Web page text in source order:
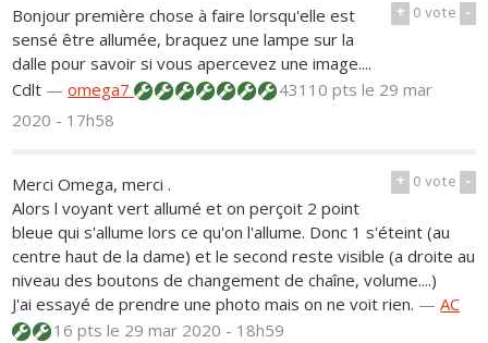
+ 0vote -
Bonjour première chose à faire lorsqu'elle est
sensé être allumée, braquez une lampe sur la
dalle pour savoir si vous apercevez une image....
Cdlt —omega7 43110 ptsle 29 mar
2020 - 17h58
+ 0vote -
Merci Omega, merci .
Alors l voyant vert allumé et on perçoit 2 point
bleue qui s'allume lors ce qu'on l'allume. Donc 1 s'éteint (au
centre haut de la dame) et le second reste visible (a droite au
niveau des boutons de changement de chaîne, volume....)
J'ai essayé de prendre une photo mais on ne voit rien. —AC
16 ptsle 29 mar 2020 - 18h59